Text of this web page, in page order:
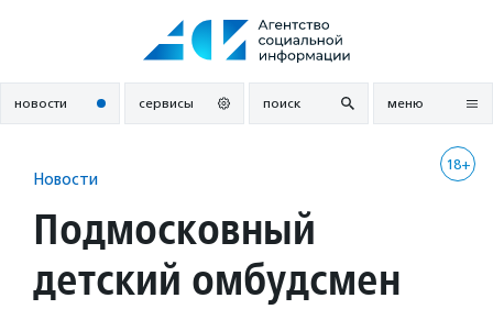
новости сервисы поиск меню
18+
Новости
Подмосковный
детский омбудсмен